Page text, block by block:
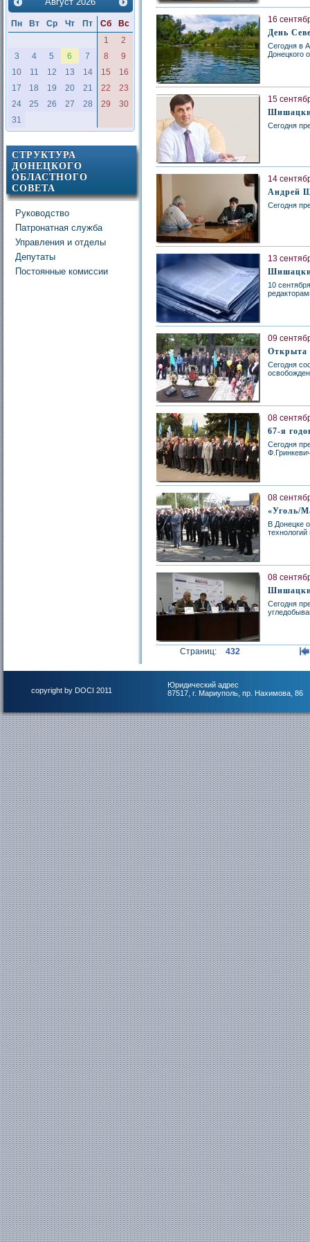
Пн Вт Ср Чт Пт Сб
Вс
1
2
3
4 5 6 7 8
9
10
11 12 13 14 15
16
17
18 19 20 21 22
23
24
25 26 27 28 29
30
31
СТРУКТУРА
ДОНЕЦКОГО
ОБЛАСТНОГО
СОВЕТА
Руководство
Патронатная служба
Управления и отделы
Депутаты
Постоянные комиссии
16
День
Сегодня в
Донецкого
15
Сегодня
14
Андрей
Сегодня
13
10
09
Открыта
Сегодня
08
67-я
Сегодня
08
«Уголь/
В Донецке
08
Сегодня
Страниц: 432
copyright by DOCI 2011
Юридический адрес
87517, г. Мариуполь, пр. Нахимова, 86